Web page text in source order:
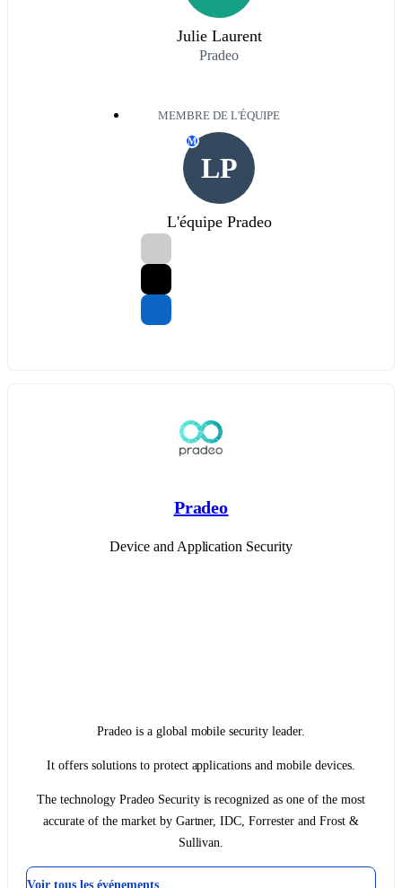
Julie Laurent
Pradeo
MEMBRE DE L'ÉQUIPE
LP
M
L'équipe Pradeo
Pradeo
Device and Application Security
Pradeo is a global mobile security leader.
It offers solutions to protect applications and mobile devices.
The technology Pradeo Security is recognized as one of the most
accurate of the market by Gartner, IDC, Forrester and Frost &
Sullivan.
Voir tous les événements